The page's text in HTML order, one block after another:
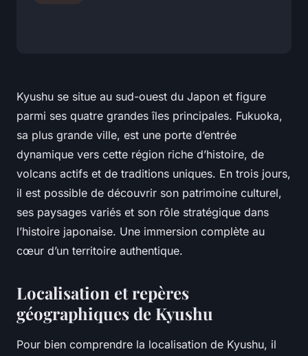
Kyushu se situe au sud-ouest du Japon et figure
parmi ses quatre grandes îles principales. Fukuoka,
sa plus grande ville, est une porte d’entrée
dynamique vers cette région riche d’histoire, de
volcans actifs et de traditions uniques. En trois jours,
il est possible de découvrir son patrimoine culturel,
ses paysages variés et son rôle stratégique dans
l’histoire japonaise. Une immersion complète au
cœur d’un territoire authentique.
Localisation et repères
géographiques de Kyushu
Pour bien comprendre la localisation de Kyushu, il